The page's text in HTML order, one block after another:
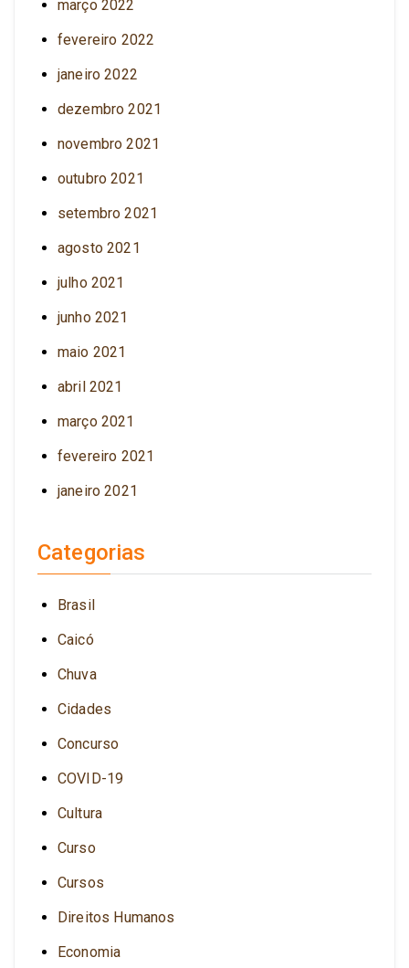
março 2022
fevereiro 2022
janeiro 2022
dezembro 2021
novembro 2021
outubro 2021
setembro 2021
agosto 2021
julho 2021
junho 2021
maio 2021
abril 2021
março 2021
fevereiro 2021
janeiro 2021
Categorias
Brasil
Caicó
Chuva
Cidades
Concurso
COVID-19
Cultura
Curso
Cursos
Direitos Humanos
Economia